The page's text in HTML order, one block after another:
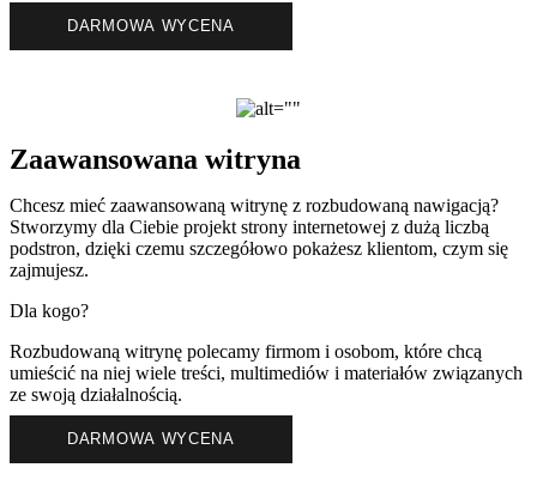
DARMOWA WYCENA
Zaawansowana witryna
Chcesz mieć zaawansowaną witrynę z rozbudowaną nawigacją?
Stworzymy dla Ciebie projekt strony internetowej z dużą liczbą
podstron, dzięki czemu szczegółowo pokażesz klientom, czym się
zajmujesz.
Dla kogo?
Rozbudowaną witrynę polecamy firmom i osobom, które chcą
umieścić na niej wiele treści, multimediów i materiałów związanych
ze swoją działalnością.
DARMOWA WYCENA